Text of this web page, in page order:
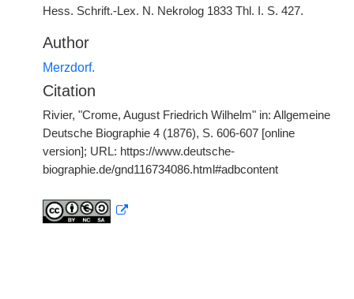
Hess. Schrift.-Lex. N. Nekrolog 1833 Thl. I. S. 427.
Author
Merzdorf.
Citation
Rivier, "Crome, August Friedrich Wilhelm" in: Allgemeine
Deutsche Biographie 4 (1876), S. 606-607 [online
version]; URL: https://www.deutsche-
biographie.de/gnd116734086.html#adbcontent